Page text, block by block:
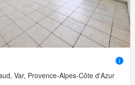
Var, Provence-Alpes-Côte d'Azur